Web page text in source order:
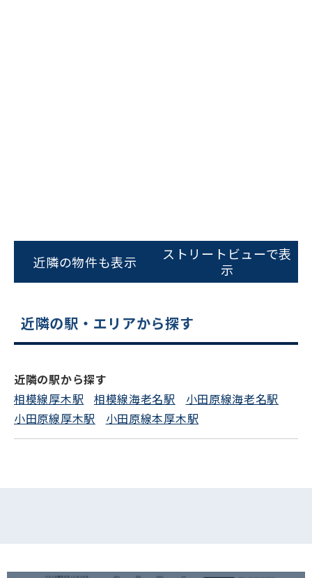
0120-620-213
近隣の物件も表示
ストリートビューで表
示
近隣の駅・エリアから探す
近隣の駅から探す
相模線厚木駅
相模線海老名駅
小田原線海老名駅
小田原線厚木駅
小田原線本厚木駅